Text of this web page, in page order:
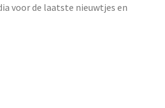
voor de laatste nieuwtjes en